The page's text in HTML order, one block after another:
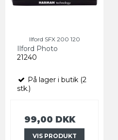
Ilford SFX 200 120
Ilford Photo
21240
På lager i butik (2
stk.)
99,00 DKK
VIS PRODUKT